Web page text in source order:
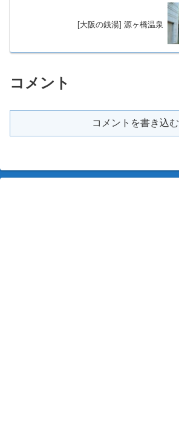
[大阪の銭湯] 源ヶ橋温泉
コメント
コメントを書き込む